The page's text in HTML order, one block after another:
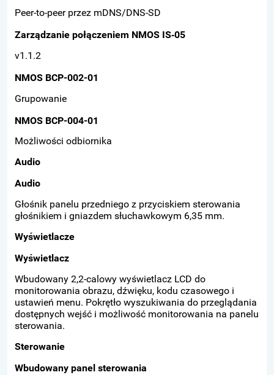
Peer-to-peer przez mDNS/DNS-SD
Zarządzanie połączeniem NMOS IS‑05
v1.1.2
NMOS BCP-002-01
Grupowanie
NMOS BCP-004-01
Możliwości odbiornika
Audio
Audio
Głośnik panelu przedniego z przyciskiem sterowania
głośnikiem i gniazdem słuchawkowym 6,35 mm.
Wyświetlacze
Wyświetlacz
Wbudowany 2,2-calowy wyświetlacz LCD do
monitorowania obrazu, dźwięku, kodu czasowego i
ustawień menu. Pokrętło wyszukiwania do przeglądania
dostępnych wejść i możliwość monitorowania na panelu
sterowania.
Sterowanie
Wbudowany panel sterowania